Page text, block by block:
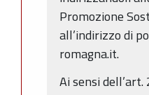
Promozione
all’indirizzo di
romagna.it.
Ai sensi